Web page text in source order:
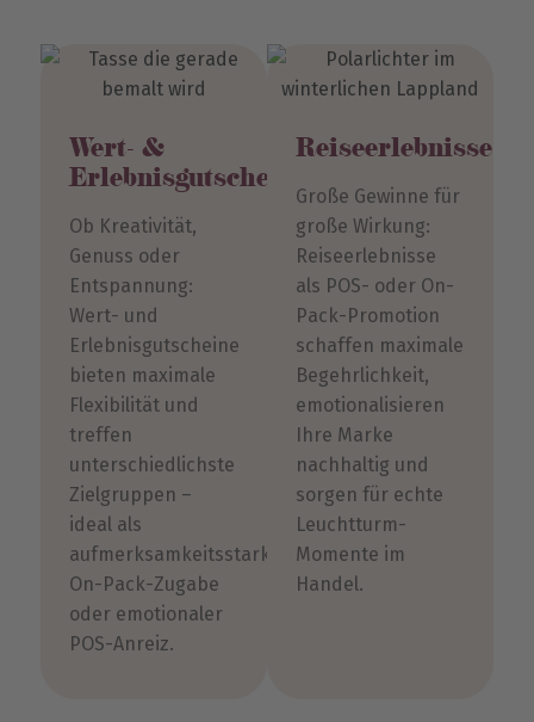
Wert- &
Erlebnisgutscheine
Ob Kreativität,
Genuss oder
Entspannung:
Wert- und
Erlebnisgutscheine
bieten maximale
Flexibilität und
treffen
unterschiedlichste
Zielgruppen –
ideal als
aufmerksamkeitsstarke
On-Pack-Zugabe
oder emotionaler
POS-Anreiz.
Reiseerlebnisse
Große Gewinne für
große Wirkung:
Reiseerlebnisse
als POS- oder On-
Pack-Promotion
schaffen maximale
Begehrlichkeit,
emotionalisieren
Ihre Marke
nachhaltig und
sorgen für echte
Leuchtturm-
Momente im
Handel.